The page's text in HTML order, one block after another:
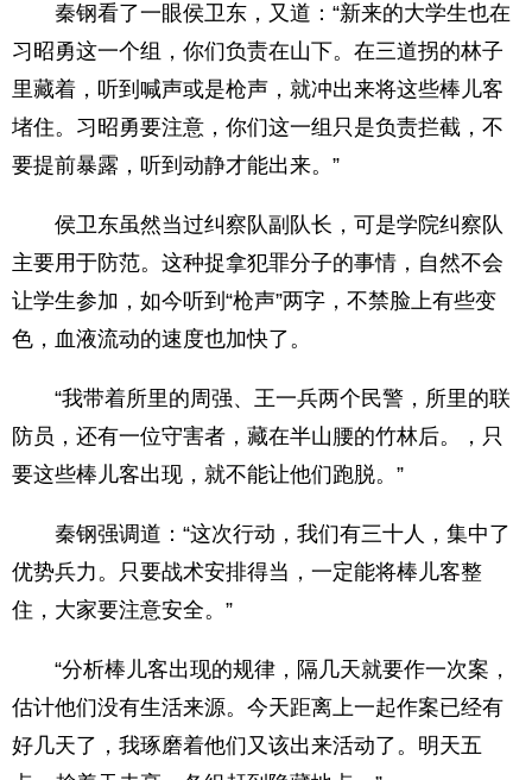
秦钢看了一眼侯卫东，又道：“新来的大学生也在
习昭勇这一个组，你们负责在山下。在三道拐的林子
里藏着，听到喊声或是枪声，就冲出来将这些棒儿客
堵住。习昭勇要注意，你们这一组只是负责拦截，不
要提前暴露，听到动静才能出来。”
侯卫东虽然当过纠察队副队长，可是学院纠察队
主要用于防范。这种捉拿犯罪分子的事情，自然不会
让学生参加，如今听到“枪声”两字，不禁脸上有些变
色，血液流动的速度也加快了。
“我带着所里的周强、王一兵两个民警，所里的联
防员，还有一位守害者，藏在半山腰的竹林后。，只
要这些棒儿客出现，就不能让他们跑脱。”
秦钢强调道：“这次行动，我们有三十人，集中了
优势兵力。只要战术安排得当，一定能将棒儿客整
住，大家要注意安全。”
“分析棒儿客出现的规律，隔几天就要作一次案，
估计他们没有生活来源。今天距离上一起作案已经有
好几天了，我琢磨着他们又该出来活动了。明天五